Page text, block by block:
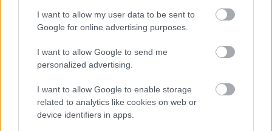
I want to allow my user data to be sent to
Google for online advertising purposes.
I want to allow Google to send me
personalized advertising.
I want to allow Google to enable storage
related to analytics like cookies on web or
device identifiers in apps.
ELŐZŐ POSZT
A tiszteletnek a válás után is folytatódnia
kell: ennek a férfinak a volt felesége felé
tett gesztusa felnyitja a szemünket